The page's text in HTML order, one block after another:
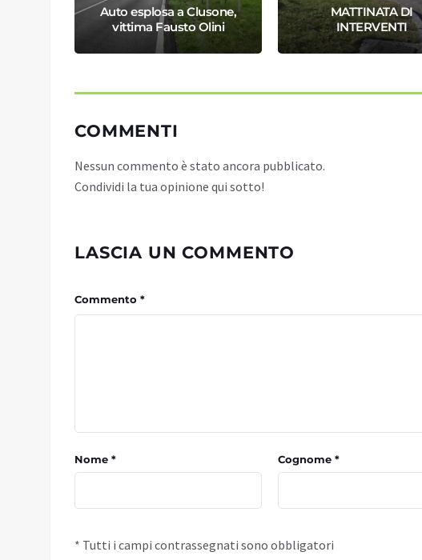
Auto esplosa a Clusone,
vittima Fausto Olini
MATTINATA DI
INTERVENTI
COMMENTI
Nessun commento è stato ancora pubblicato.
Condividi la tua opinione qui sotto!
LASCIA UN COMMENTO
Commento *
Nome * Cognome *
* Tutti i campi contrassegnati sono obbligatori